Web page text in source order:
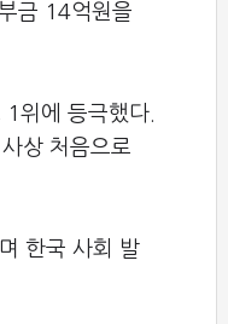
금 14억원을
위에 등극했다.
상 처음으로
한국 사회 발